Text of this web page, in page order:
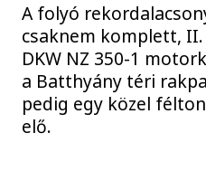
A folyó
csaknem komplett,
DKW NZ 350-1
a Batthyány téri
pedig egy közel
elő.